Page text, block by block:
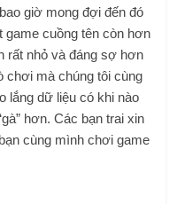
giờ mong đợi đến đó
game cuồng tên còn hơn
rất nhỏ và đáng sợ hơn
chơi mà chúng tôi cùng
lắng dữ liệu có khi nào
hơn. Các bạn trai xin
cùng mình chơi game